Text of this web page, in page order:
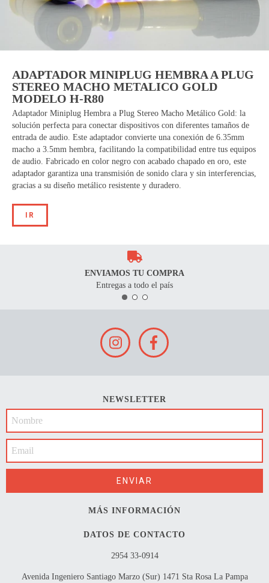
ADAPTADOR MINIPLUG HEMBRA A PLUG
STEREO MACHO METALICO GOLD
MODELO H-R80
Adaptador Miniplug Hembra a Plug Stereo Macho Metálico Gold: la
solución perfecta para conectar dispositivos con diferentes tamaños de
entrada de audio. Este adaptador convierte una conexión de 6.35mm
macho a 3.5mm hembra, facilitando la compatibilidad entre tus equipos
de audio. Fabricado en color negro con acabado chapado en oro, este
adaptador garantiza una transmisión de sonido clara y sin interferencias,
gracias a su diseño metálico resistente y duradero.
IR
ENVIAMOS TU COMPRA
Entregas a todo el país
NEWSLETTER
MÁS INFORMACIÓN
DATOS DE CONTACTO
2954 33-0914
Avenida Ingeniero Santiago Marzo (Sur) 1471 Sta Rosa La Pampa